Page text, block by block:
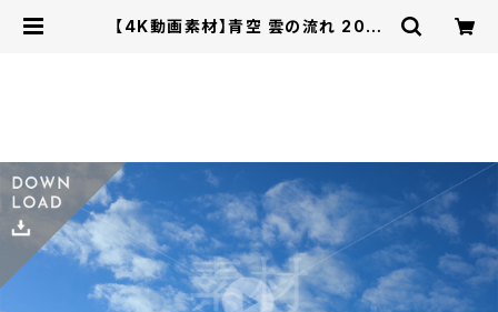
【4K動画素材】青空 雲の流れ 20秒